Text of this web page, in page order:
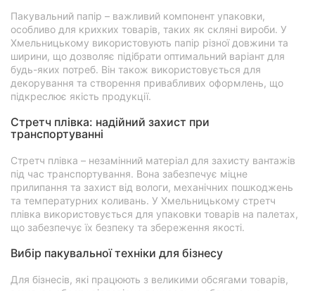
Пакувальний папір – важливий компонент упаковки,
особливо для крихких товарів, таких як скляні вироби. У
Хмельницькому використовують папір різної довжини та
ширини, що дозволяє підібрати оптимальний варіант для
будь-яких потреб. Він також використовується для
декорування та створення привабливих оформлень, що
підкреслює якість продукції.
Стретч плівка: надійний захист при
транспортуванні
Стретч плівка – незамінний матеріал для захисту вантажів
під час транспортування. Вона забезпечує міцне
прилипання та захист від вологи, механічних пошкоджень
та температурних коливань. У Хмельницькому стретч
плівка використовується для упаковки товарів на палетах,
що забезпечує їх безпеку та збереження якості.
Вибір пакувальної техніки для бізнесу
Для бізнесів, які працюють з великими обсягами товарів,